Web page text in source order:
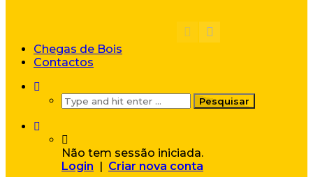
Chegas de Bois
Contactos
Não tem sessão iniciada.
Login
Criar nova conta